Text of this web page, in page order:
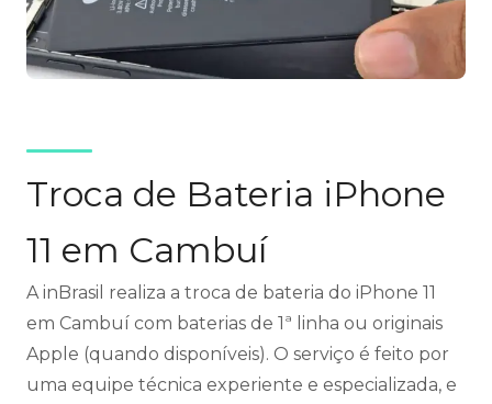
Troca de Bateria iPhone
11 em Cambuí
A inBrasil realiza a troca de bateria do iPhone 11
em Cambuí com baterias de 1ª linha ou originais
Apple (quando disponíveis). O serviço é feito por
uma equipe técnica experiente e especializada, e